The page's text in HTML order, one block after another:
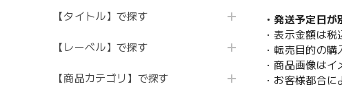
【タイトル】で探す
【レーベル】で探す
【商品カテゴリ】で探す
・発送予定日
・表示金額は税
・転売目的の
・商品画像は
・お客様都合